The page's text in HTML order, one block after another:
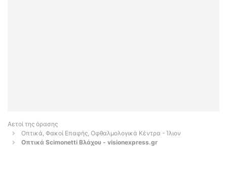
Αετοί της όρασης
Οπτικά, Φακοί Επαφής, Οφθαλμολογικά Κέντρα - Ίλιον
Οπτικά Scimonetti Βλάχου - visionexpress.gr